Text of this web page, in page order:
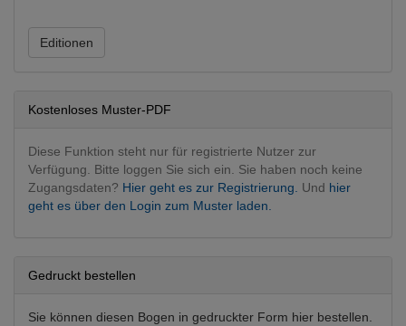
Chirurgie
Unfallchirurgie
Innere Medizin
Editionen
Kostenloses Muster-PDF
Diese Funktion steht nur für registrierte Nutzer zur
Verfügung. Bitte loggen Sie sich ein. Sie haben noch keine
Zugangsdaten? Hier geht es zur Registrierung. Und hier
geht es über den Login zum Muster laden.
Gedruckt bestellen
Sie können diesen Bogen in gedruckter Form hier bestellen.